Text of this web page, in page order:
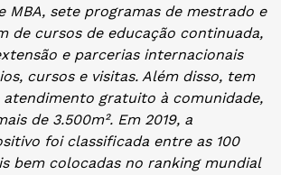
MBA, sete programas de mestrado e
de cursos de educação continuada,
e parcerias internacionais
cursos e visitas. Além disso, tem
atendimento gratuito à comunidade,
de 3.500m². Em 2019, a
foi classificada entre as 100
bem colocadas no ranking mundial